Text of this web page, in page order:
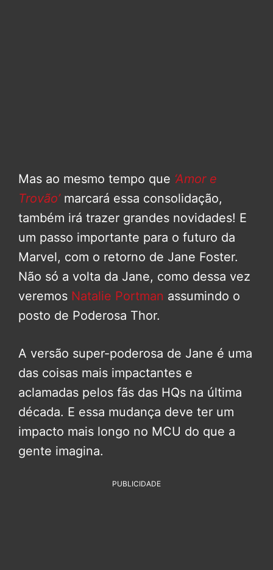
Mas ao mesmo tempo que ‘Amor e
Trovão’marcará essa consolidação,
também irá trazer grandes novidades! E
um passo importante para o futuro da
Marvel, com o retorno de Jane Foster.
Não só a volta da Jane, como dessa vez
veremos Natalie Portman assumindo o
posto de Poderosa Thor.
A versão super-poderosa de Jane é uma
das coisas mais impactantes e
aclamadas pelos fãs das HQs na última
década. E essa mudança deve ter um
impacto mais longo no MCU do que a
gente imagina.
PUBLICIDADE